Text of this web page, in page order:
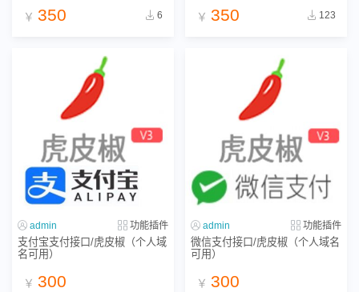
集接口
￥ 350 6 ￥ 350 123
admin 功能插件
支付宝支付接口/虎皮椒（个人域
名可用）
￥ 300
admin 功能插件
微信支付接口/虎皮椒（个人域名
可用）
￥ 300